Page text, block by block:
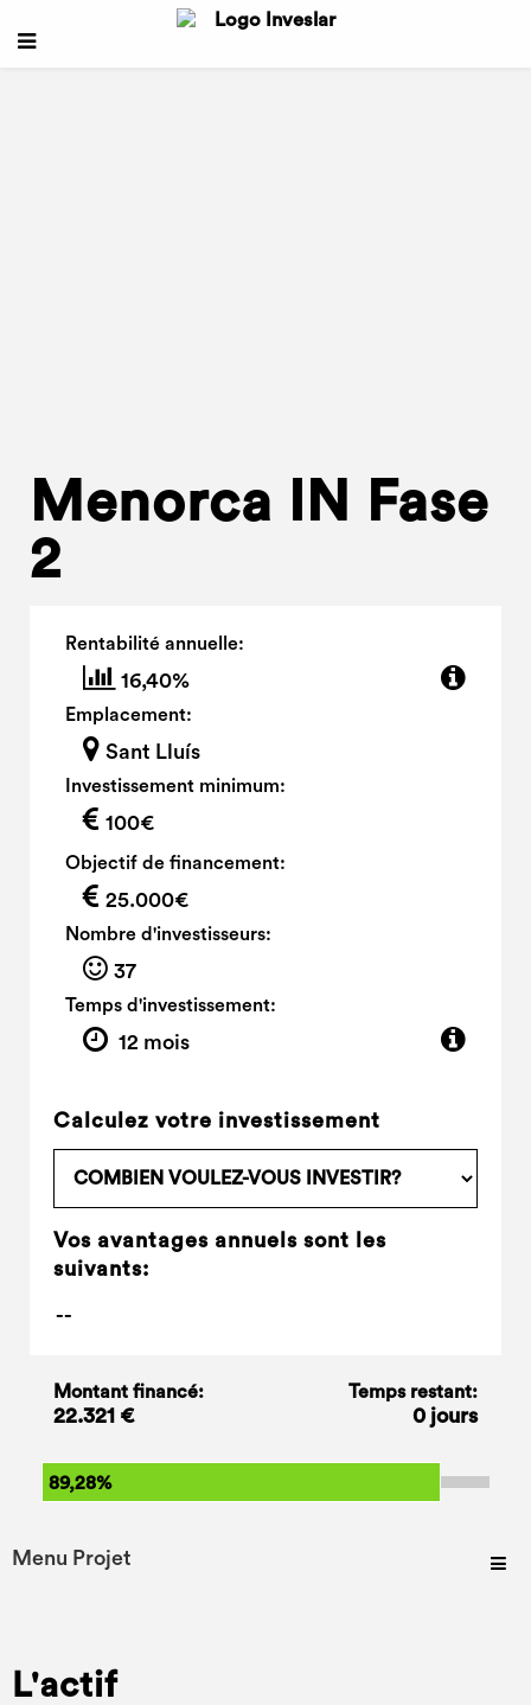
Menorca IN Fase
2
Rentabilité annuelle:
16,40%
Emplacement:
Sant Lluís
Investissement minimum:
100€
Objectif de financement:
25.000€
Nombre d'investisseurs:
37
Temps d'investissement:
12 mois
Calculez votre investissement
Vos avantages annuels sont les
suivants:
Montant financé:
22.321 €
Temps restant:
0 jours
89,28%
Menu Projet
L'actif